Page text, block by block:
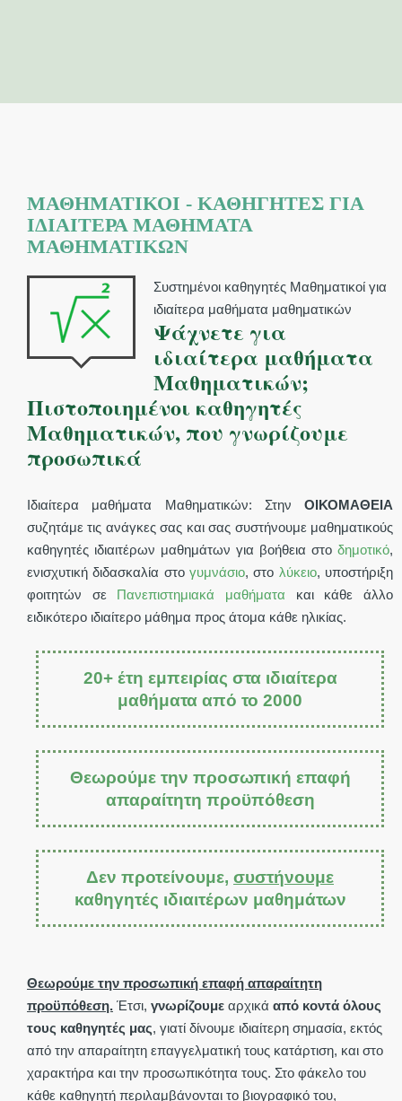
ΜΑΘΗΜΑΤΙΚΟΊ - ΚΑΘΗΓΗΤΈΣ ΓΙΑ
ΙΔΙΑΊΤΕΡΑ ΜΑΘΉΜΑΤΑ
ΜΑΘΗΜΑΤΙΚΏΝ
Συστημένοι καθηγητές Μαθηματικοί για
ιδιαίτερα μαθήματα μαθηματικών
Ψάχνετε για
ιδιαίτερα μαθήματα
Μαθηματικών;
Πιστοποιημένοι καθηγητές
Μαθηματικών, που γνωρίζουμε
προσωπικά
Ιδιαίτερα μαθήματα Μαθηματικών: Στην ΟΙΚΟΜΑΘΕΙΑ
συζητάμε τις ανάγκες σας και σας συστήνουμε μαθηματικούς
καθηγητές ιδιαιτέρων μαθημάτων για βοήθεια στο δημοτικό,
ενισχυτική διδασκαλία στο γυμνάσιο, στο λύκειο, υποστήριξη
φοιτητών σε Πανεπιστημιακά μαθήματα και κάθε άλλο
ειδικότερο ιδιαίτερο μάθημα προς άτομα κάθε ηλικίας.
20+ έτη εμπειρίας στα ιδιαίτερα
μαθήματα από το 2000
Θεωρούμε την προσωπική επαφή
απαραίτητη προϋπόθεση
Δεν προτείνουμε, συστήνουμε
καθηγητές ιδιαιτέρων μαθημάτων
Θεωρούμε την προσωπική επαφή απαραίτητη
προϋπόθεση. Έτσι, γνωρίζουμε αρχικά από κοντά όλους
τους καθηγητές μας, γιατί δίνουμε ιδιαίτερη σημασία, εκτός
από την απαραίτητη επαγγελματική τους κατάρτιση, και στο
χαρακτήρα και την προσωπικότητα τους. Στο φάκελο του
κάθε καθηγητή περιλαμβάνονται το βιογραφικό του,